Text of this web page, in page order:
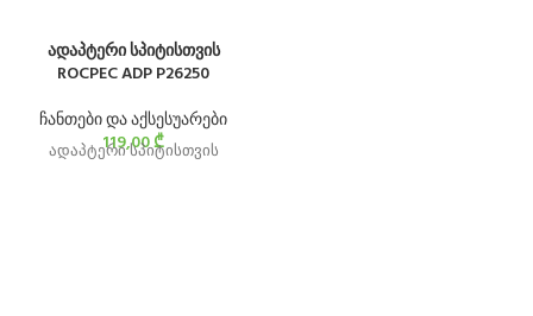
ადაპტერი სპიტისთვის
ROCPEC ADP P26250
ჩანთები და აქსესუარები
119,00₾
ადაპტერი სპიტისთვის